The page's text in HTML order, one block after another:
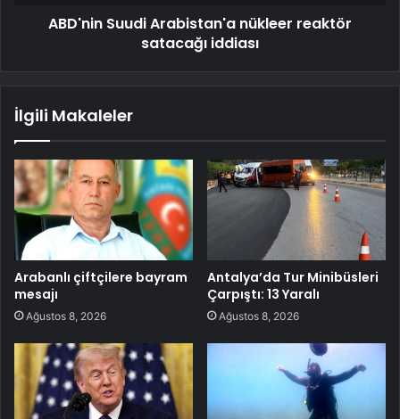
ABD'nin Suudi Arabistan'a nükleer reaktör
satacağı iddiası
İlgili Makaleler
Arabanlı çiftçilere bayram
mesajı
Ağustos 8, 2026
Antalya’da Tur Minibüsleri
Çarpıştı: 13 Yaralı
Ağustos 8, 2026